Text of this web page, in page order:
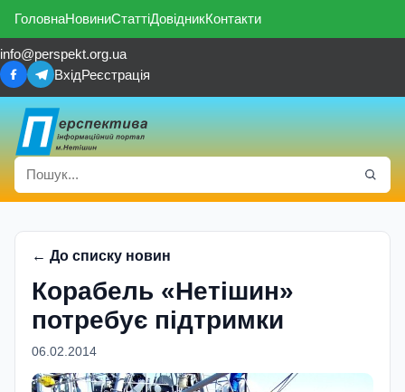
ГоловнаНовиниСтаттіДовідникКонтакти
info@perspekt.org.ua
ВхідРеєстрація
← До списку новин
Корабель «Нетішин»
потребує підтримки
06.02.2014